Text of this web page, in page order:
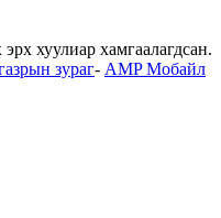
хуулиар хамгаалагдсан.
зураг- AMP Мобайл